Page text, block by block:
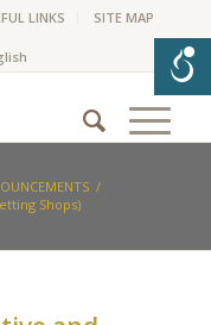
LINKS SITE MAP
/
Shops)